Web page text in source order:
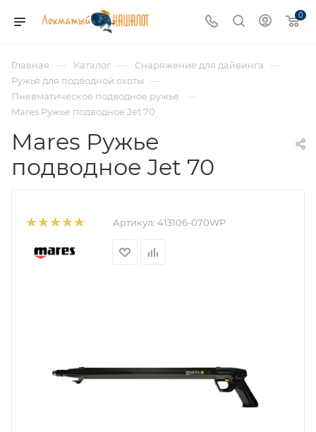
0
Главная — Каталог — Снаряжение для дайвинга —
Ружья для подводной охоты —
Пневматическое подводное ружье —
Mares Ружье подводное Jet 70
Mares Ружье
подводное Jet 70
Артикул: 413106-070WP